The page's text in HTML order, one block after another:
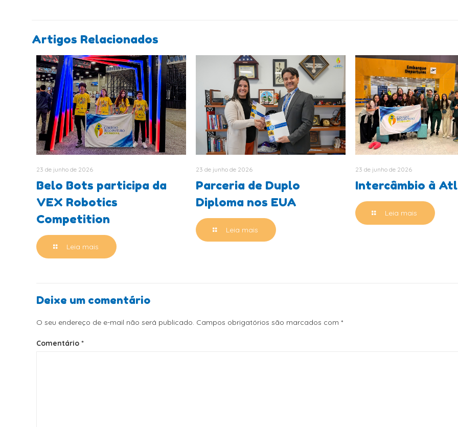
Artigos Relacionados
23 de junho de 2026
Belo Bots participa da
VEX Robotics
Competition
Leia mais
23 de junho de 2026
Parceria de Duplo
Diploma nos EUA
Leia mais
23 de junho de 2026
Intercâmbio à
Leia mais
Deixe um comentário
O seu endereço de e-mail não será publicado. Campos obrigatórios são marcados com*
Comentário*